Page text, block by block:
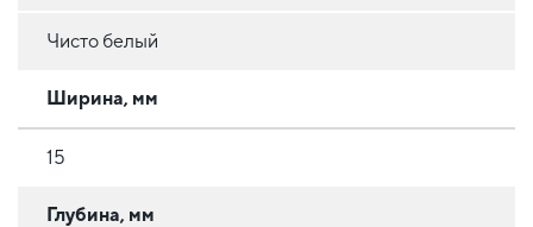
Чисто белый
Ширина, мм
15
Глубина, мм